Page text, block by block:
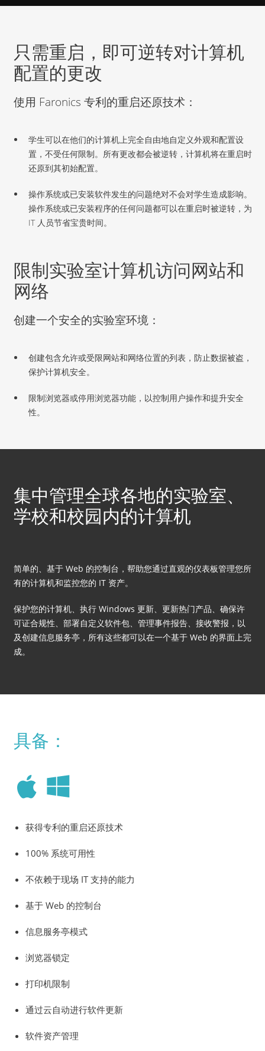
只需重启，即可逆转对计算机
配置的更改
使用 Faronics 专利的重启还原技术：
学生可以在他们的计算机上完全自由地自定义外观和配置设
置，不受任何限制。所有更改都会被逆转，计算机将在重启时
还原到其初始配置。
操作系统或已安装软件发生的问题绝对不会对学生造成影响。
操作系统或已安装程序的任何问题都可以在重启时被逆转，为
IT 人员节省宝贵时间。
限制实验室计算机访问网站和
网络
创建一个安全的实验室环境：
创建包含允许或受限网站和网络位置的列表，防止数据被盗，
保护计算机安全。
限制浏览器或停用浏览器功能，以控制用户操作和提升安全
性。
集中管理全球各地的实验室、
学校和校园内的计算机
简单的、基于 Web 的控制台，帮助您通过直观的仪表板管理您所
有的计算机和监控您的 IT 资产。
保护您的计算机、执行 Windows 更新、更新热门产品、确保许
可证合规性、部署自定义软件包、管理事件报告、接收警报，以
及创建信息服务亭，所有这些都可以在一个基于 Web 的界面上完
成。
具备：
获得专利的重启还原技术
100% 系统可用性
不依赖于现场 IT 支持的能力
基于 Web 的控制台
信息服务亭模式
浏览器锁定
打印机限制
通过云自动进行软件更新
软件资产管理